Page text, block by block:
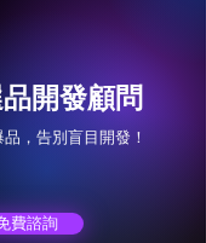
開發顧問
，告別盲目開發！
費諮詢